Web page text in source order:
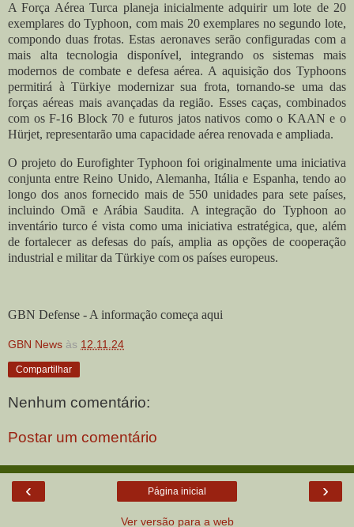
A Força Aérea Turca planeja inicialmente adquirir um lote de 20
exemplares do Typhoon, com mais 20 exemplares no segundo lote,
compondo duas frotas. Estas aeronaves serão configuradas com a
mais alta tecnologia disponível, integrando os sistemas mais
modernos de combate e defesa aérea. A aquisição dos Typhoons
permitirá à Türkiye modernizar sua frota, tornando-se uma das
forças aéreas mais avançadas da região. Esses caças, combinados
com os F-16 Block 70 e futuros jatos nativos como o KAAN e o
Hürjet, representarão uma capacidade aérea renovada e ampliada.
O projeto do Eurofighter Typhoon foi originalmente uma iniciativa
conjunta entre Reino Unido, Alemanha, Itália e Espanha, tendo ao
longo dos anos fornecido mais de 550 unidades para sete países,
incluindo Omã e Arábia Saudita. A integração do Typhoon ao
inventário turco é vista como uma iniciativa estratégica, que, além
de fortalecer as defesas do país, amplia as opções de cooperação
industrial e militar da Türkiye com os países europeus.
GBN Defense - A informação começa aqui
GBN News às 12.11.24
Compartilhar
Nenhum comentário:
Postar um comentário
‹ ›
Página inicial
Ver versão para a web